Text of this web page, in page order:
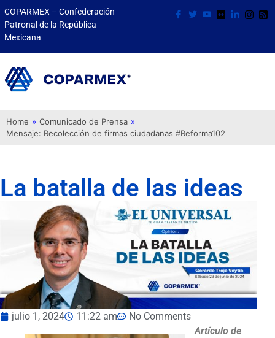
COPARMEX – Confederación
Patronal de la República
Mexicana
Home » Comunicado de Prensa »
Mensaje: Recolección de firmas ciudadanas #Reforma102
La batalla de las ideas
julio 1, 2024 11:22 am
No Comments
Artículo de